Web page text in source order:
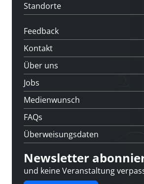
Standorte
Feedback
Kontakt
Über uns
Jobs
Medienwunsch
FAQs
Überweisungsdaten
Newsletter
und keine Veranstaltung